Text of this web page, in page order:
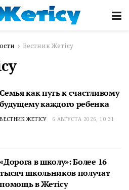
Вестник Жетісу
Семья как путь к счастливому
будущему каждого ребенка
ВЕСТНИК ЖЕТІСУ 6 АВГУСТА 2026, 10:31
«Дорога в школу»: Более 16
тысяч школьников получат
помощь в Жетісу